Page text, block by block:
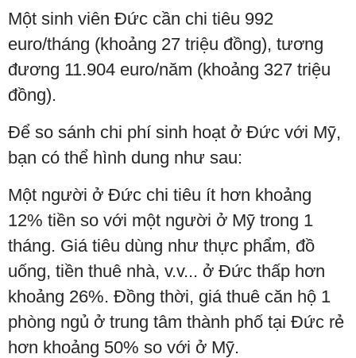
Một sinh viên Đức cần chi tiêu 992
euro/tháng (khoảng 27 triệu đồng), tương
đương 11.904 euro/năm (khoảng 327 triệu
đồng).
Để so sánh chi phí sinh hoạt ở Đức với Mỹ,
bạn có thể hình dung như sau:
Một người ở Đức chi tiêu ít hơn khoảng
12% tiền so với một người ở Mỹ trong 1
tháng. Giá tiêu dùng như thực phẩm, đồ
uống, tiền thuê nhà, v.v... ở Đức thấp hơn
khoảng 26%. Đồng thời, giá thuê căn hộ 1
phòng ngủ ở trung tâm thành phố tại Đức rẻ
hơn khoảng 50% so với ở Mỹ.